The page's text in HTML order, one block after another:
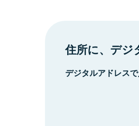
住所に、デジ
デジタルアドレス